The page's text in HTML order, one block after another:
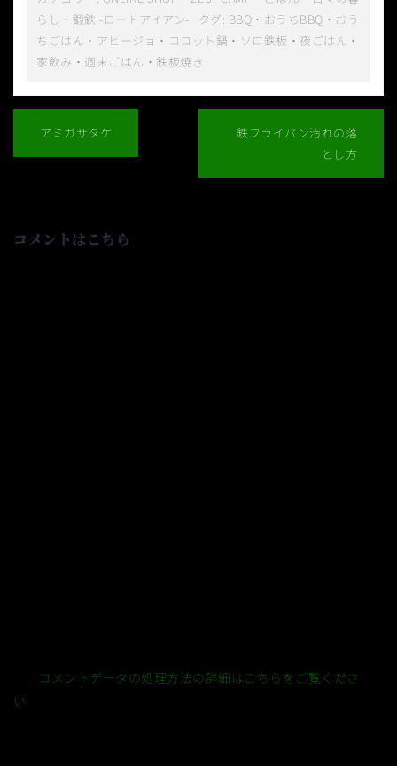
らし ・ 鍛鉄 -ロートアイアン- タグ: BBQ ・ おうちBBQ ・ おう
ちごはん ・ アヒージョ ・ ココット鍋 ・ ソロ鉄板 ・ 夜ごはん ・
家飲み ・ 週末ごはん ・ 鉄板焼き
投
ョ
ン
アミガサタケ
鉄フライパン汚れの落
とし方
コメントはこちら
コメントデータの処理方法の詳細はこちらをご覧くださ
い